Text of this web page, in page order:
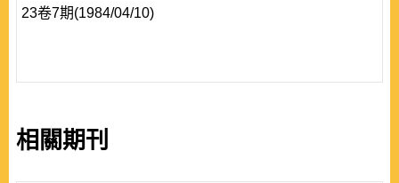
23卷7期(1984/04/10)
相關期刊